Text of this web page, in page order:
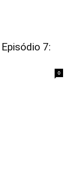
7:
0